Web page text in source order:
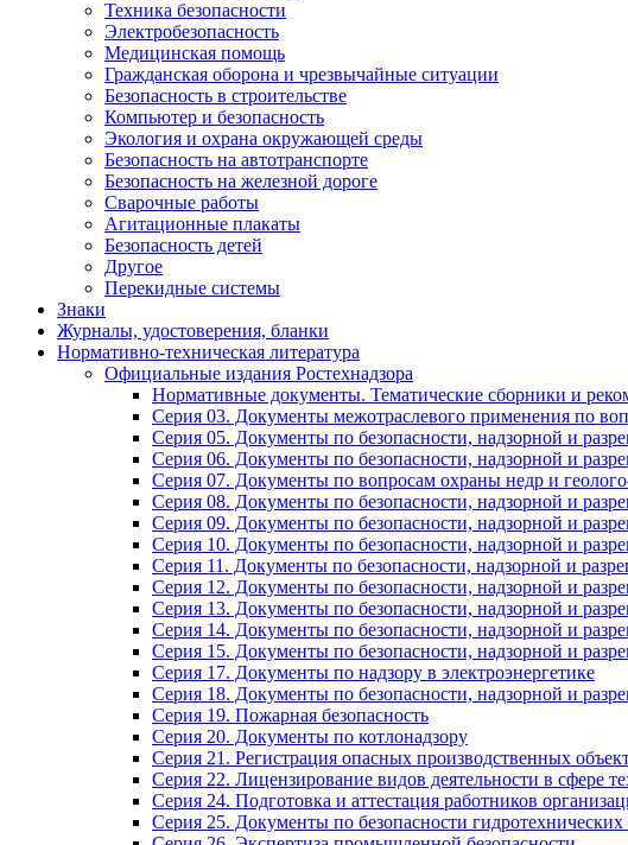
Техника безопасности
Электробезопасность
Медицинская помощь
Гражданская оборона и чрезвычайные ситуации
Безопасность в строительстве
Компьютер и безопасность
Экология и охрана окружающей среды
Безопасность на автотранспорте
Безопасность на железной дороге
Сварочные работы
Агитационные плакаты
Безопасность детей
Другое
Перекидные системы
Знаки
Журналы, удостоверения, бланки
Нормативно-техническая литература
Официальные издания Ростехнадзора
Нормативные документы. Тематические сборники и
Серия 03. Документы межотраслевого применения по
Серия 05. Документы по безопасности, надзорной и
Серия 06. Документы по безопасности, надзорной и
Серия 07. Документы по вопросам охраны недр и
Серия 08. Документы по безопасности, надзорной и
Серия 09. Документы по безопасности, надзорной и
Серия 10. Документы по безопасности, надзорной и
Серия 11. Документы по безопасности, надзорной и
Серия 12. Документы по безопасности, надзорной и
Серия 13. Документы по безопасности, надзорной и
Серия 14. Документы по безопасности, надзорной и
Серия 15. Документы по безопасности, надзорной и
Серия 17. Документы по надзору в электроэнергетике
Серия 18. Документы по безопасности, надзорной и
Серия 19. Пожарная безопасность
Серия 20. Документы по котлонадзору
Серия 21. Регистрация опасных производственных
Серия 22. Лицензирование видов деятельности в сфере
Серия 24. Подготовка и аттестация работников
Серия 25. Документы по безопасности